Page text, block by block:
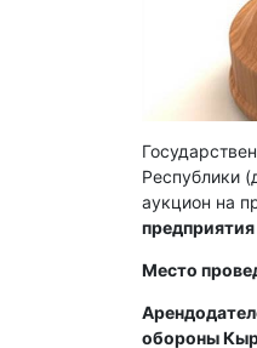
Республики
аукцион на
Место
обороны